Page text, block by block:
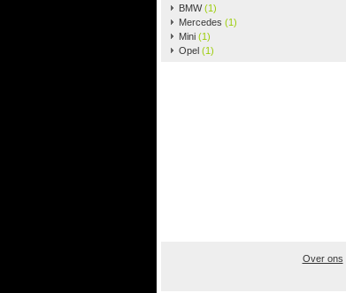
BMW(1)
Mercedes (1)
Mini (1)
Opel (1)
Over ons